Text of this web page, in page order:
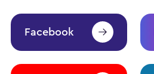
Facebook